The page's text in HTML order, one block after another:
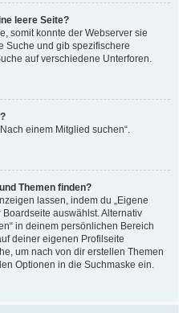
leere Seite?
somit konnte der Webserver sie
Suche und gib spezifischere
auf verschiedene Unterforen.
einem Mitglied suchen“.
Themen finden?
lassen, indem du „Eigene
auswählst. Alternativ
in deinem persönlichen Bereich
deiner eigenen Profilseite
um nach von dir erstellen Themen
Optionen in die Suchmaske ein.